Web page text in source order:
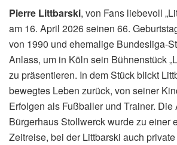
Pierre Littbarski, von Fans liebevoll
am 16. April 2026 seinen 66.
von 1990 und ehemalige Bundesliga-
Anlass, um in Köln sein Bühnenstück
zu präsentieren. In dem Stück blickt
bewegtes Leben zurück, von seiner
Erfolgen als Fußballer und Trainer. Die
Bürgerhaus Stollwerck wurde zu einer
Zeitreise, bei der Littbarski auch